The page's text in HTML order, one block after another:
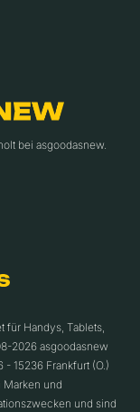
bei asgoodasnew.
für Handys, Tablets,
2026 asgoodasnew
15236 Frankfurt (O.)
und
und sind